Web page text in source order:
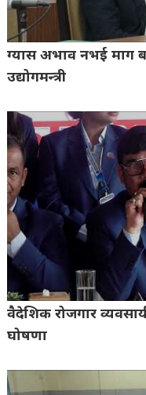
ग्यास अभाव नभई माग
उद्योगमन्त्री
वैदेशिक रोजगार
घोषणा